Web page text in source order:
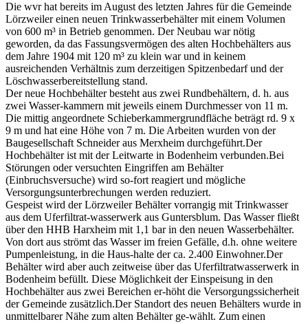
Die wvr hat bereits im August des letzten Jahres für die Gemeinde
Lörzweiler einen neuen Trinkwasserbehälter mit einem Volumen
von 600 m³ in Betrieb genommen. Der Neubau war nötig
geworden, da das Fassungsvermögen des alten Hochbehälters aus
dem Jahre 1904 mit 120 m³ zu klein war und in keinem
ausreichenden Verhältnis zum derzeitigen Spitzenbedarf und der
Löschwasserbereitstellung stand.
Der neue Hochbehälter besteht aus zwei Rundbehältern, d. h. aus
zwei Wasser-kammern mit jeweils einem Durchmesser von 11 m.
Die mittig angeordnete Schieberkammergrundfläche beträgt rd. 9 x
9 m und hat eine Höhe von 7 m. Die Arbeiten wurden von der
Baugesellschaft Schneider aus Merxheim durchgeführt.Der
Hochbehälter ist mit der Leitwarte in Bodenheim verbunden.Bei
Störungen oder versuchten Eingriffen am Behälter
(Einbruchsversuche) wird so-fort reagiert und mögliche
Versorgungsunterbrechungen werden reduziert.
Gespeist wird der Lörzweiler Behälter vorrangig mit Trinkwasser
aus dem Uferfiltrat-wasserwerk aus Guntersblum. Das Wasser fließt
über den HHB Harxheim mit 1,1 bar in den neuen Wasserbehälter.
Von dort aus strömt das Wasser im freien Gefälle, d.h. ohne weitere
Pumpenleistung, in die Haus-halte der ca. 2.400 Einwohner.Der
Behälter wird aber auch zeitweise über das Uferfiltratwasserwerk in
Bodenheim befüllt. Diese Möglichkeit der Einspeisung in den
Hochbehälter aus zwei Bereichen er-höht die Versorgungssicherheit
der Gemeinde zusätzlich.Der Standort des neuen Behälters wurde in
unmittelbarer Nähe zum alten Behälter ge-wählt. Zum einen